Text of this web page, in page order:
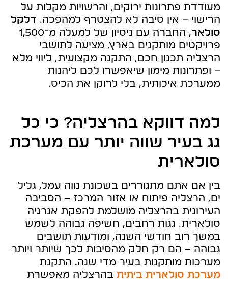
מעודדת פתרונות ירוקים, והרשויות מקלות על
הרישוי – אין סיבה לא להצטרף למהפכה. דלקל
סולאר
, החברה עם ניסיון של למעלה מ־1,500
פרויקטים מותקנים בארץ, מציעה לתושבי
הרצליה תכנון חכם, התקנה מקצועית, ליווי מלא
– ופתרונות מימון שיאפשרו לכם ליהנות
ממערכת איכותית, בלי לרוקן את הכיס.
למה דווקא בהרצליה? כי כל
גג בעיר שווה יותר עם מערכת
סולארית
בין אם אתם מתגוררים בשכונת נווה עמל, גליל
ים, הרצליה פיתוח או אזור המרכז – הסביבה
העירונית בהרצליה מושלמת להפקת אנרגיה
סולארית. גגות רחבים, חשיפה גבוהה לשמש
במשך רוב חודשי השנה, ומודעות תושבים
גבוהה – הם רק חלק מהסיבות לכך שיותר ויותר
מערכות מותקנות בעיר מדי שנה. התקנת
מערכת סולארית ביתית בהרצליה מאפשרת